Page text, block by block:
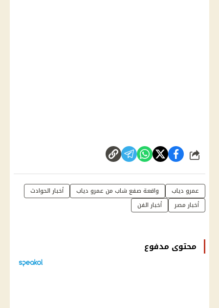
شارك
عمرو دياب واقعة صفع شاب من عمرو دياب
أخبار الحوادث
أخبار مصر
أخبار الفن
محتوى مدفوع